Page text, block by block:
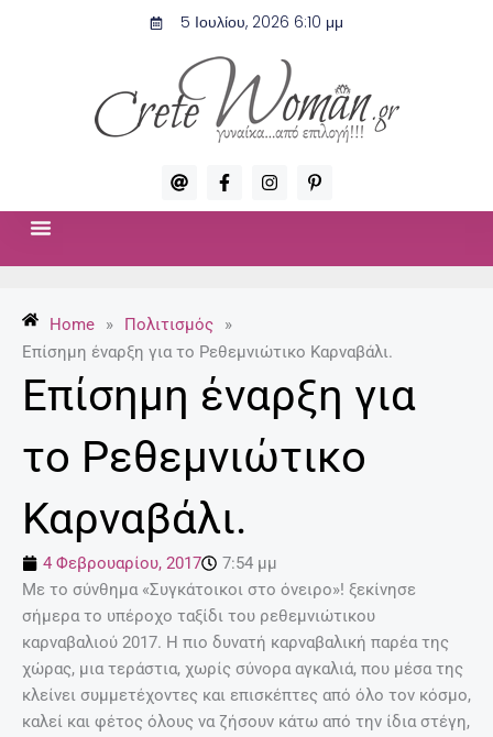
5 Ιουλίου, 2026 6:10 μμ
A
t
F
a
c
f
I
n
s
P
i
n
p
Home » Πολιτισμός
»
Επίσημη έναρξη για το Ρεθεμνιώτικο Καρναβάλι.
Επίσημη έναρξη για
το Ρεθεμνιώτικο
Καρναβάλι.
4 Φεβρουαρίου, 2017
7:54 μμ
Με το σύνθημα «Συγκάτοικοι στο όνειρο»! ξεκίνησε
σήμερα το υπέροχο ταξίδι του ρεθεμνιώτικου
καρναβαλιού 2017. Η πιο δυνατή καρναβαλική παρέα της
χώρας, μια τεράστια, χωρίς σύνορα αγκαλιά, που μέσα της
κλείνει συμμετέχοντες και επισκέπτες από όλο τον κόσμο,
καλεί και φέτος όλους να ζήσουν κάτω από την ίδια στέγη,